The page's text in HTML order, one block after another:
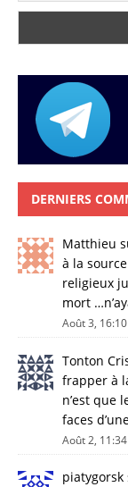
DERNIERS
Matthieu
à la
religieux
mort
Août 3, 16:10
Tonton
frapper à
n’est que
faces
Août 2, 11:34
piatygorsk